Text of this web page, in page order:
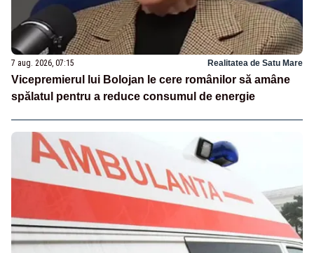
7 aug. 2026, 07:15 Realitatea de Satu Mare
Vicepremierul lui Bolojan le cere românilor să amâne
spălatul pentru a reduce consumul de energie